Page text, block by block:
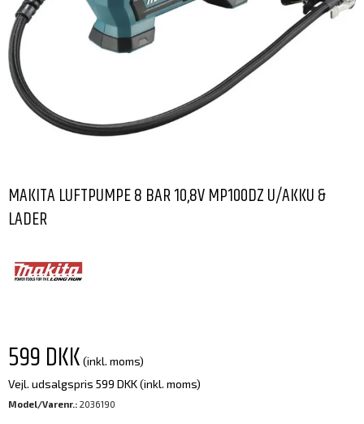
MAKITA LUFTPUMPE 8 BAR 10,8V MP100DZ U/AKKU &
LADER
599 DKK (inkl. moms)
Vejl. udsalgspris 599 DKK(inkl. moms)
Model/Varenr.: 2036190